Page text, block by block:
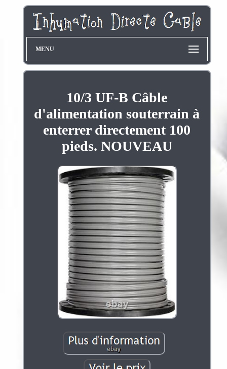
MENU
10/3 UF-B Câble
d'alimentation souterrain à
enterrer directement 100
pieds. NOUVEAU